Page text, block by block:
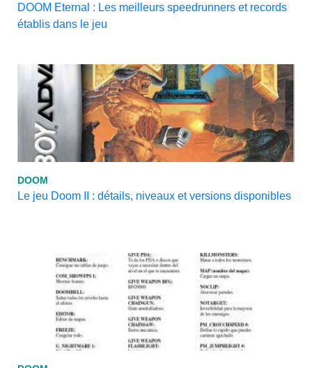
DOOM Eternal : Les meilleurs speedrunners et records
établis dans le jeu
DOOM
Le jeu Doom II : détails, niveaux et versions disponibles